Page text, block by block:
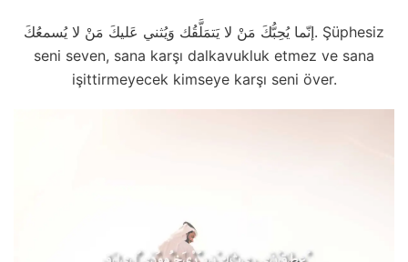
إنّما يُحِبُّكَ مَنْ لا يَتمَلَّقُك وَيُثني عَليكَ مَنْ لا يُسمعُكَ. Şüphesiz
seni seven, sana karşı dalkavukluk etmez ve sana
işittirmeyecek kimseye karşı seni över.